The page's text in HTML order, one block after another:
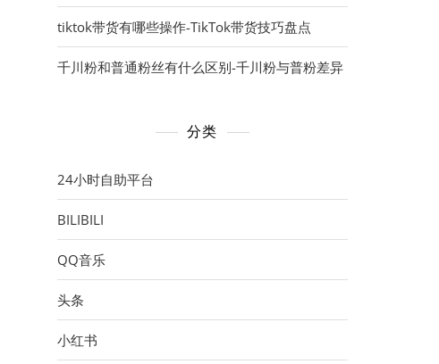
tiktok带货有哪些操作-TikTok带货技巧盘点
千川粉和普通粉丝有什么区别-千川粉与普粉差异
分类
24小时自助平台
BILIBILI
QQ音乐
头条
小红书